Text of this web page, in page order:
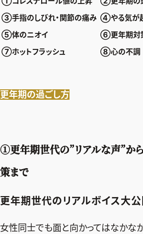
2026年9月
最新号試し読み
定期購読
③手指のしびれ・関節の痛み ④やる気が
⑤体のニオイ
⑥更年期対
⑦ホットフラッシュ
⑧心の不調
更年期の過ごし方
①更年期世代の”リアルな声”か
策まで
更年期世代のリアルボイス大公
女性同士でも面と向かってはなかな